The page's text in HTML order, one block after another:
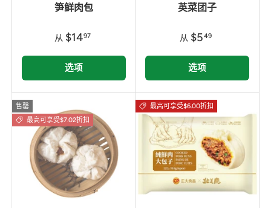
笋鲜肉包
从 $1497
选项
英菜团子
从 $549
选项
售罄
最高可享受$7.02折扣
最高可享受$6.00折扣